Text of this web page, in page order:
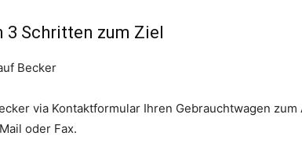
3 Schritten zum Ziel
Becker
via Kontaktformular Ihren Gebrauchtwagen
oder Fax.